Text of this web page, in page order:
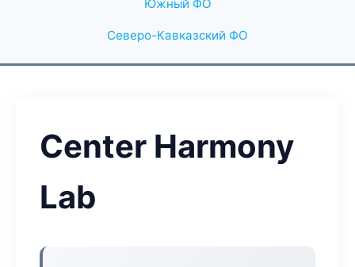
Южный ФО
Северо-Кавказский ФО
Center Harmony
Lab